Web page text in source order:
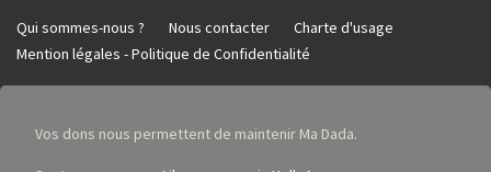
Qui sommes-nous ? Nous contacter
Charte d'usage
Mention légales - Politique de Confidentialité
Vos dons nous permettent de maintenir Ma Dada.